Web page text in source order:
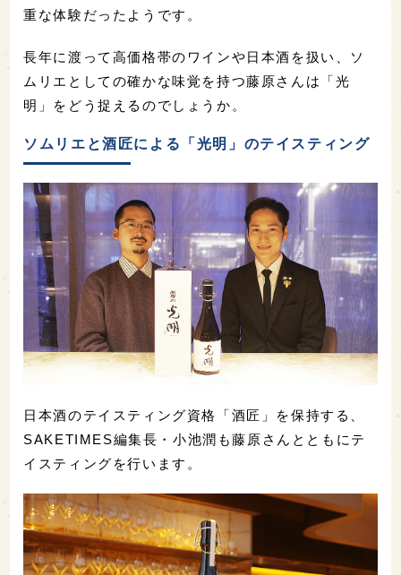
重な体験だったようです。
長年に渡って高価格帯のワインや日本酒を扱い、ソ
ムリエとしての確かな味覚を持つ藤原さんは「光
明」をどう捉えるのでしょうか。
ソムリエと酒匠による「光明」のテイスティング
日本酒のテイスティング資格「酒匠」を保持する、
SAKETIMES編集長・小池潤も藤原さんとともにテ
イスティングを行います。